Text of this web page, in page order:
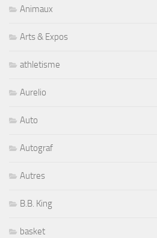
Animaux
Arts & Expos
athletisme
Aurelio
Auto
Autograf
Autres
B.B. King
basket